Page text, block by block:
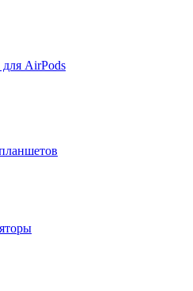
для AirPods